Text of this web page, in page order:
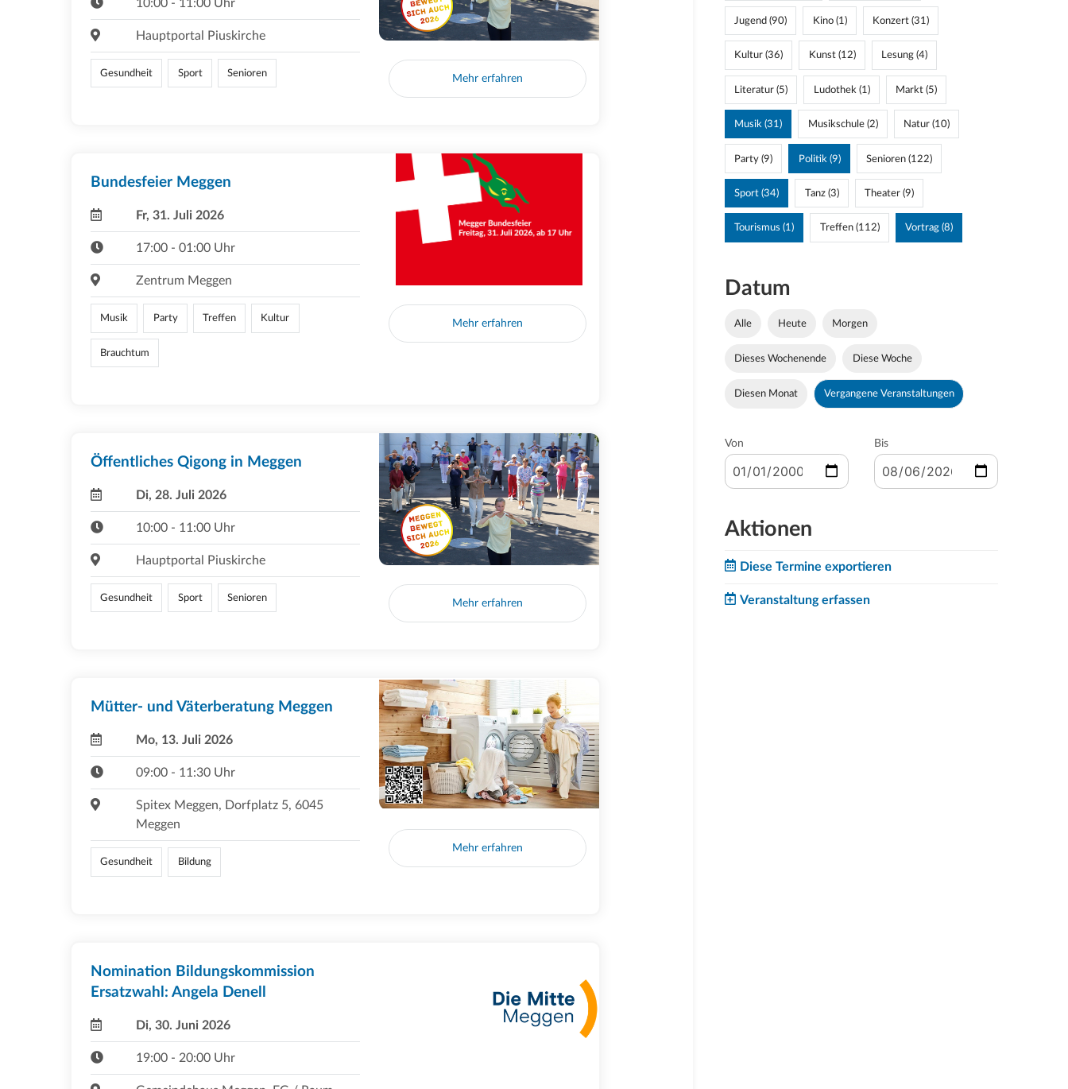
10:00 - 11:00 Uhr
Hauptportal Piuskirche
Gesundheit Sport Senioren Mehr erfahren
Bundesfeier Meggen
Fr, 31. Juli 2026
17:00 - 01:00 Uhr
Zentrum Meggen
Musik Party Treffen Kultur
Brauchtum
Mehr erfahren
Öffentliches Qigong in Meggen
Di, 28. Juli 2026
10:00 - 11:00 Uhr
Hauptportal Piuskirche
Gesundheit Sport Senioren Mehr erfahren
Mütter- und Väterberatung Meggen
Mo, 13. Juli 2026
09:00 - 11:30 Uhr
Spitex Meggen, Dorfplatz 5, 6045
Meggen
Gesundheit Bildung
Mehr erfahren
Nomination Bildungskommission
Ersatzwahl: Angela Denell
Di, 30. Juni 2026
19:00 - 20:00 Uhr
Jugend (90) Kino (1) Konzert (31)
Kultur (36) Kunst (12) Lesung (4)
Literatur (5) Ludothek (1) Markt (5)
Musik (31) Musikschule (2) Natur (10)
Party (9) Politik (9) Senioren (122)
Sport (34) Tanz (3) Theater (9)
Tourismus (1) Treffen (112) Vortrag (8)
Datum
Alle Heute Morgen
Dieses Wochenende Diese Woche
Diesen Monat Vergangene Veranstaltungen
Von Bis
Aktionen
Diese Termine exportieren
Veranstaltung erfassen